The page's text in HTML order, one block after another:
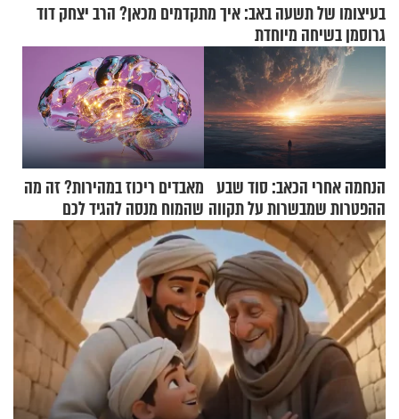
בעיצומו של תשעה באב: איך מתקדמים מכאן? הרב יצחק דוד
גרוסמן בשיחה מיוחדת
הנחמה אחרי הכאב: סוד שבע
ההפטרות שמבשרות על תקווה
וגאולה
מאבדים ריכוז במהירות? זה מה
שהמוח מנסה להגיד לכם